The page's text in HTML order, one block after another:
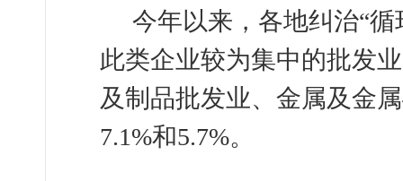
今年以来，各地纠治“
此类企业较为集中的批发
及制品批发业、金属及金
7.1%和5.7%。